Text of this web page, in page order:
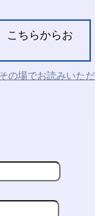
こちらからお
の場でお読みいただ